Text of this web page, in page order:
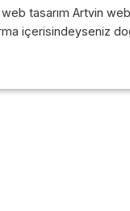
tasarım Artvin
içerisindeyseniz